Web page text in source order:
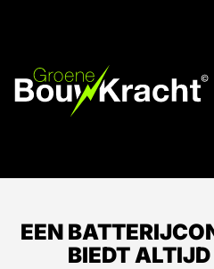
Offerte aanvragen
EEN
BIEDT